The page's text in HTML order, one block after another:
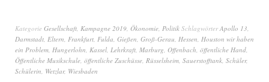
Kategorie Gesellschaft, Kampagne 2019, Ökonomie, Politik SchlagwörterApollo 13,
Darmstadt, Eltern, Frankfurt, Fulda, Gießen, Groß-Gerau, Hessen, Houston wir haben
ein Problem, Hungerlohn, Kassel, Lehrkraft, Marburg, Offenbach, öffentliche Hand,
Öffentliche Musikschule, öffentliche Zuschüsse, Rüsselsheim, Sauerstofftank, Schüler,
Schülerin, Wetzlar, Wiesbaden